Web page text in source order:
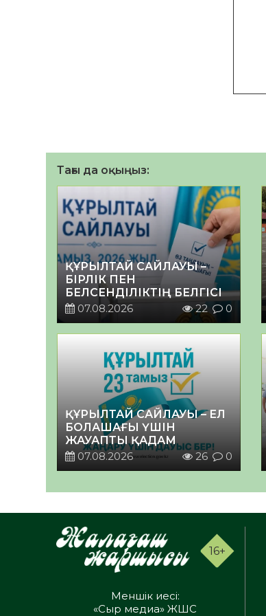
Тағы да оқыңыз:
ҚҰРЫЛТАЙ САЙЛАУЫ –
БІРЛІК ПЕН
БЕЛСЕНДІЛІКТІҢ БЕЛГІСІ
07.08.2026
22 0
ҚҰРЫЛТАЙ САЙЛАУЫ – ЕЛ
БОЛАШАҒЫ ҮШІН
ЖАУАПТЫ ҚАДАМ
07.08.2026
26 0
16+
Меншік иесі:
«Сыр медиа» ЖШС